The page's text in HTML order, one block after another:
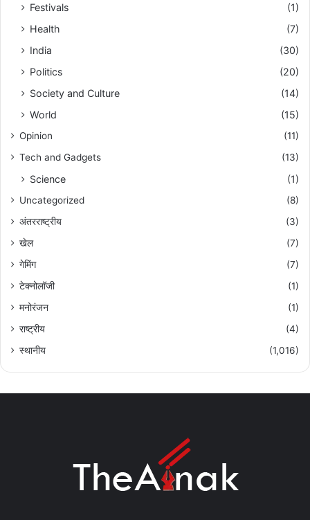
Festivals
(1)
Health
(7)
India
(30)
Politics
(20)
Society and Culture
(14)
World
(15)
Opinion
(11)
Tech and Gadgets
(13)
Science (1)
Uncategorized
(8)
अंतरराष्ट्रीय
(3)
खेल
(7)
गेमिंग
(7)
टेक्नोलॉजी
(1)
मनोरंजन
(1)
राष्ट्रीय
(4)
स्थानीय
(1,016)